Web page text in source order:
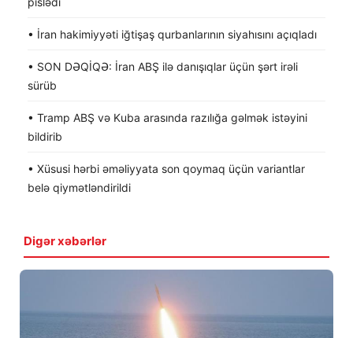
• İran hakimiyyəti iğtişaş qurbanlarının siyahısını açıqladı
• SON DƏQİQƏ: İran ABŞ ilə danışıqlar üçün şərt irəli
sürüb
• Tramp ABŞ və Kuba arasında razılığa gəlmək istəyini
bildirib
• Xüsusi hərbi əməliyyata son qoymaq üçün variantlar
belə qiymətləndirildi
Digər xəbərlər